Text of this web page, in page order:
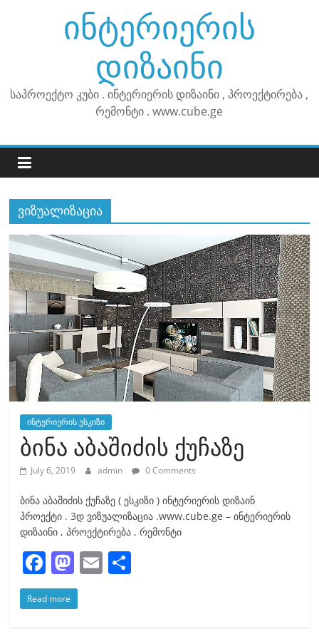
ინტერიერის
დიზაინი
საპროექტო კუბი . ინტერიერის დიზაინი , პროექტირება ,
რემონტი . www.cube.ge
ვიზუალიზაცია
ინტერიერის ესკიზი
ბინა აბაშიძის ქუჩაზე
July 6, 2019 admin 0 Comments
ბინა აბაშიძის ქუჩაზე ( ესკიზი ) ინტერიერის დიზაინ
პროექტი . 3დ ვიზუალიზაცია .www.cube.ge – ინტერიერის
დიზაინი , პროექტირება , რემონტი
F
a
c
M
a
st
E
Read more